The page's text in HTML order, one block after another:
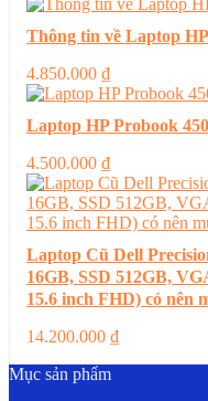
Thông tin về Laptop
4.850.000 ₫
Laptop HP Probook
4.500.000 ₫
Laptop Cũ Dell
16GB, SSD 512GB,
15.6 inch FHD) có nên
14.200.000 ₫
Mục sản phẩm